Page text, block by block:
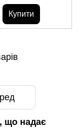
Купити
що надає